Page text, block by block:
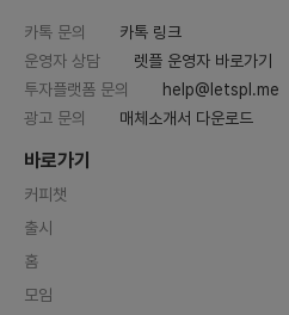
카톡 문의
카톡 링크
운영자 상담
렛플 운영자 바로가기
투자플랫폼 문의
help@letspl.me
광고 문의
매체소개서 다운로드
바로가기
커피챗
출시
홈
모임